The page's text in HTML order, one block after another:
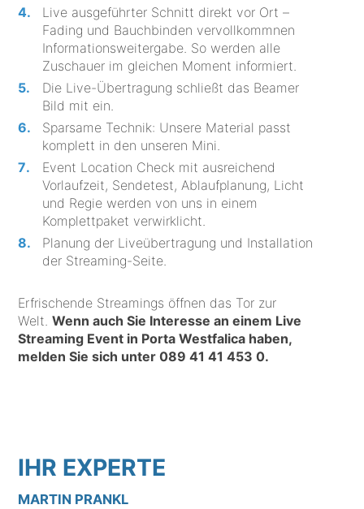
Live ausgeführter Schnitt direkt vor Ort –
Fading und Bauchbinden vervollkommnen
Informationsweitergabe. So werden alle
Zuschauer im gleichen Moment informiert.
Die Live-Übertragung schließt das Beamer
Bild mit ein.
Sparsame Technik: Unsere Material passt
komplett in den unseren Mini.
Event Location Check mit ausreichend
Vorlaufzeit, Sendetest, Ablaufplanung, Licht
und Regie werden von uns in einem
Komplettpaket verwirklicht.
Planung der Liveübertragung und Installation
der Streaming-Seite.
Erfrischende Streamings öffnen das Tor zur
Welt.Wenn auch Sie Interesse an einem Live
Streaming Event in Porta Westfalica haben,
melden Sie sich unter089 41 41 453 0.
IHR EXPERTE
MARTIN PRANKL